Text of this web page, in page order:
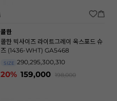
콜한
콜한 빅사이즈 라이트그레이 옥스포드 슈
즈 (1436-WHT) GA5468
SIZE 290,295,300,310
20% 159,000 198,000